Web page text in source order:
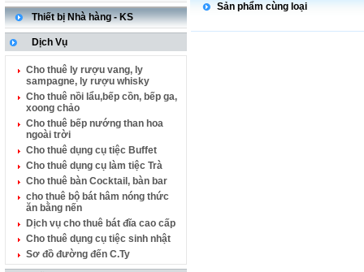
Thiết bị Nhà hàng - KS
Dịch Vụ
Cho thuê ly rượu vang, ly
sampagne, ly rượu whisky
Cho thuê nồi lẩu,bếp cồn, bếp ga,
xoong chảo
Cho thuê bếp nướng than hoa
ngoài trời
Cho thuê dụng cụ tiệc Buffet
Cho thuê dụng cụ làm tiệc Trà
Cho thuê bàn Cocktail, bàn bar
cho thuê bộ bát hâm nóng thức
ăn bằng nến
Dịch vụ cho thuê bát đĩa cao cấp
Cho thuê dụng cụ tiệc sinh nhật
Sơ đồ đường đến C.Ty
Sản phẩm cùng loại